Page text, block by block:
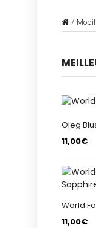
Oleg
11,00€
World
11,00€